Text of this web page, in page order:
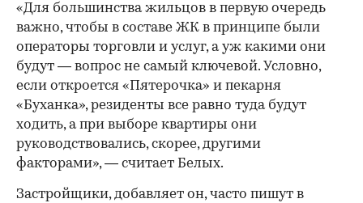
«Для большинства жильцов в первую очередь
важно, чтобы в составе ЖК в принципе были
операторы торговли и услуг, а уж какими они
будут — вопрос не самый ключевой. Условно,
если откроется «Пятерочка» и пекарня
«Буханка», резиденты все равно туда будут
ходить, а при выборе квартиры они
руководствовались, скорее, другими
факторами», — считает Белых.
Застройщики, добавляет он, часто пишут в